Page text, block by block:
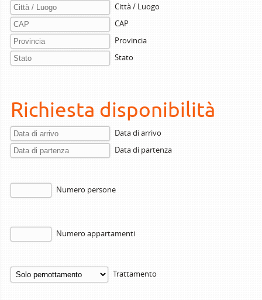
Città / Luogo
CAP
Provincia
Stato
Richiesta disponibilità
Data di arrivo
Data di partenza
Numero persone
Numero appartamenti
Trattamento